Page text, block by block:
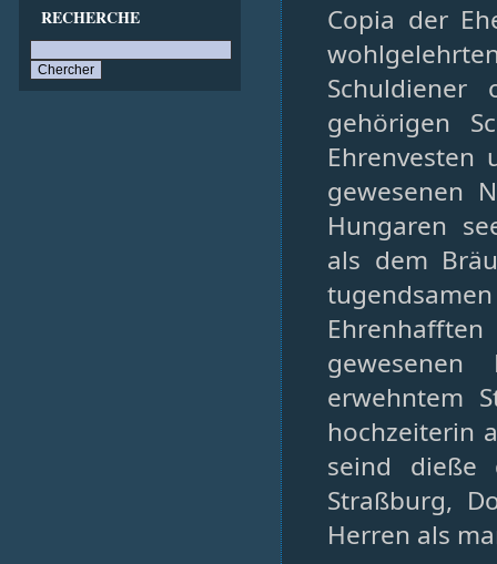
RECHERCHE
Copia der
gehörigen
Ehrenvesten
gewesenen
Hungaren
als dem
erwehntem
hochzeiterin
seind dieße
Straßburg,
Herren als